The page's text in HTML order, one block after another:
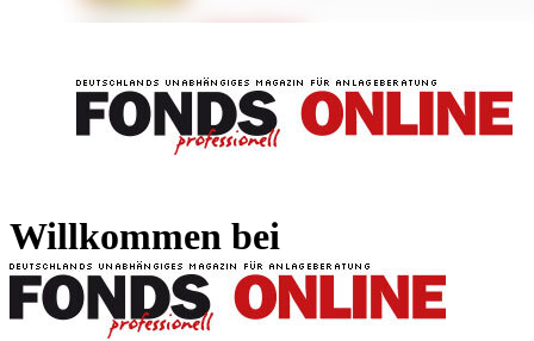
Willkommen bei